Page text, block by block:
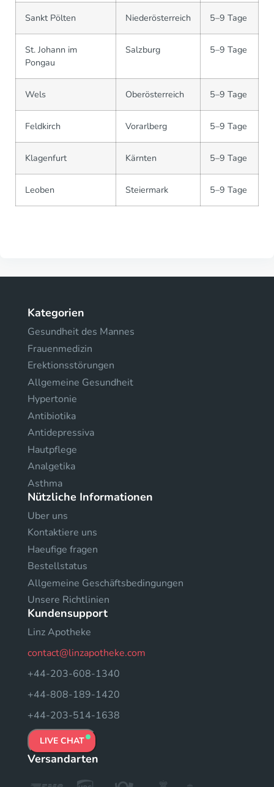
Sankt Pölten Niederösterreich 5–9 Tage
St. Johann im
Pongau
Salzburg 5–9 Tage
Wels Oberösterreich 5–9 Tage
Feldkirch Vorarlberg 5–9 Tage
Klagenfurt Kärnten 5–9 Tage
Leoben Steiermark 5–9 Tage
Kategorien
Gesundheit des Mannes
Frauenmedizin
Erektionsstörungen
Allgemeine Gesundheit
Hypertonie
Antibiotika
Antidepressiva
Hautpflege
Analgetika
Asthma
Nützliche Informationen
Uber uns
Kontaktiere uns
Haeufige fragen
Bestellstatus
Allgemeine Geschäftsbedingungen
Unsere Richtlinien
Kundensupport
Linz Apotheke
contact@linzapotheke.com
+44-203-608-1340
+44-808-189-1420
+44-203-514-1638
LIVE CHAT
Versandarten